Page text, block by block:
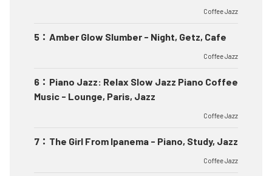
Coffee Jazz
5 ： Amber Glow Slumber - Night, Getz, Cafe
Coffee Jazz
6 ： Piano Jazz: Relax Slow Jazz Piano Coffee
Music - Lounge, Paris, Jazz
Coffee Jazz
7 ： The Girl From Ipanema - Piano, Study, Jazz
Coffee Jazz